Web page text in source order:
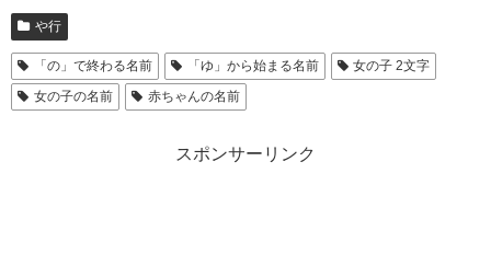
や行
「の」で終わる名前 「ゆ」から始まる名前
女の子 2文字
女の子の名前
赤ちゃんの名前
スポンサーリンク